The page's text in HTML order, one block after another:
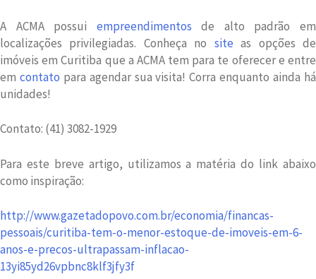
A ACMA possui empreendimentos de alto padrão em
localizações privilegiadas. Conheça no site as opções de
imóveis em Curitiba que a ACMA tem para te oferecer e entre
em contato para agendar sua visita! Corra enquanto ainda há
unidades!
Contato: (41) 3082-1929
Para este breve artigo, utilizamos a matéria do link abaixo
como inspiração:
http://www.gazetadopovo.com.br/economia/financas-
pessoais/curitiba-tem-o-menor-estoque-de-imoveis-em-6-
anos-e-precos-ultrapassam-inflacao-
13yi85yd26vpbnc8klf3jfy3f